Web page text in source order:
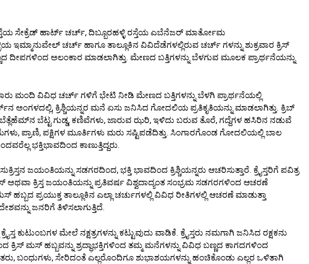
ಸೇಕ್ರೆಡ್ ಹಾರ್ಟ್ ಚರ್ಚ್, ದಿಬ್ಬೂರಹಳ್ಳಿ ರಸ್ತೆಯ ಎಬೆನೆಜರ್ ಮಾರ್ತೋಮ
ಇಮ್ಮಾನುವೇಲ್ ಚರ್ಚ್ ಹಾಗೂ ತಾಲ್ಲೂಕಿನ ವಿವಿದೆಡೆಗಳಲ್ಲಿರುವ ಚರ್ಚ್ ಗಳನ್ನು ಶುಕ್ರವಾರ ಕ್ರಿಸ್
ದೀಪಗಳಿಂದ ಅಲಂಕಾರ ಮಾಡಲಾಗಿತ್ತು. ಮೇಣದ ಬತ್ತಿಗಳನ್ನು ಬೆಳಗುವ ಮೂಲಕ ಪ್ರಾರ್ಥನೆಯನ್ನು
ಮಂದಿ ವಿವಿಧ ಚರ್ಚ್ ಗಳಿಗೆ ಭೇಟಿ ನೀಡಿ ಮೇಣದ ಬತ್ತಿಗಳನ್ನು ಬೆಳಗಿ ಪ್ರಾರ್ಥನೆಯಲ್ಲಿ
ಅಂಗಳದಲ್ಲಿ, ಕ್ರಿಶ್ಚಿಯನ್ನರ ಮನೆ ಏಸು ಜನಿಸಿದ ಗೋದಲಿಯ ಪ್ರತಿಕೃತಿಯನ್ನು ಮಾಡಲಾಗಿತ್ತು. ಕ್ರಿಬ್
ಬೆಟ್ಟ ಗುಡ್ಡ, ಕಣಿವೆಗಳು, ಜಾರುವ ಝರಿ, ಇಳಿದು ಬರುವ ತೊರೆ, ಗದ್ದೆಗಳ ಹಸಿರಿನ ನಡುವೆ
ಪ್ರಾಣಿ, ಪಕ್ಷಿಗಳ ಮೂರ್ತಿಗಳು ಮರು ಸಷ್ಟಿಪಡೆದಿತ್ತು. ಸಿಂಗಾರಗೊಂಡ ಗೋದಲಿಯಲ್ಲಿ ಬಾಲ
ಭಕ್ತಿಭಾವದಿಂದ ಕಾಣುತ್ತಿದ್ದರು.
ಜಯಂತಿಯನ್ನು ಸಡಗರದಿಂದ, ಭಕ್ತಿ ಭಾವದಿಂದ ಕ್ರಿಶ್ಚಿಯನ್ನರು ಆಚರಿಸುತ್ತಾರೆ. ಕ್ರೈಸ್ತರಿಗೆ ಪವಿತ್ರ
ಅಥವಾ ಕ್ರಿಸ್ತ ಜಯಂತಿಯನ್ನು ಪ್ರತಿವರ್ಷ ವಿಶ್ವದಾದ್ಯಂತ ಸಂಭ್ರಮ ಸಡಗರಗಳಿಂದ ಆಚರಣೆ
ಹಬ್ಬದ ಪ್ರಯುಕ್ತ ತಾಲ್ಲೂಕಿನ ಎಲ್ಲಾ ಚರ್ಚುಗಳಲ್ಲಿ ವಿವಿಧ ರೀತಿಗಳಲ್ಲಿ ಆಚರಣೆ ಮಾಡುತ್ತಾ
ಜನರಿಗೆ ತಿಳಿಸಲಾಗುತ್ತಿದೆ.
ಕುಟುಂಬಗಳ ಮೇಲೆ ನಕ್ಷತ್ರಗಳನ್ನು ಕಟ್ಟುವುದು ವಾಡಿಕೆ. ಕ್ರೈಸ್ತರು ನಮಗಾಗಿ ಜನಿಸಿದ ರಕ್ಷಕನು
ಮಸ್ ಹಬ್ಬವನ್ನು ಶ್ರದ್ಧಾಭಕ್ತಿಗಳಿಂದ ತಮ್ಮ ಮನೆಗಳನ್ನು ವಿವಿಧ ಬಣ್ಣದ ಕಾಗದಗಳಿಂದ
ಬಂಧುಗಳು, ಸೇರಿದಂತೆ ಎಲ್ಲರೊಂದಿಗೂ ಶುಭಾಶಯಗಳನ್ನು ಹಂಚಿಕೊಂಡು ಎಲ್ಲರ ಒಳಿತಾಗಿ